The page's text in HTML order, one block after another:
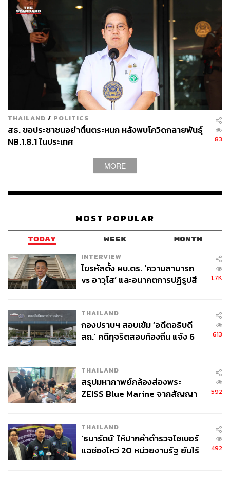
THAILAND / POLITICS
สธ. ขอประชาชนอย่าตื่นตระหนก หลังพบโควิดกลายพันธุ์
NB.1.8.1 ในประเทศ
83
MORE
MOST POPULAR
TODAY WEEK MONTH
INTERVIEW
ไขรหัสตั้ง ผบ.ตร. ‘ความสามารถ
vs อาวุโส’ และอนาคตการปฏิรูปสี
1.7K
THAILAND
กองปราบฯ สอบเข้ม ‘อดีตอธิบดี
สถ.’ คดีทุจริตสอบท้องถิ่น แจ้ง 6
613
THAILAND
สรุปมหากาพย์กล้องส่องพระ
ZEISS Blue Marine จากสัญญา
จ่ายหนี้-แอบระบุแบรนด์
592
THAILAND
‘ธนารัตน์’ ให้ปากคำตำรวจไซเบอร์
แฉช่องโหว่ 20 หน่วยงานรัฐ ยันไร้
492